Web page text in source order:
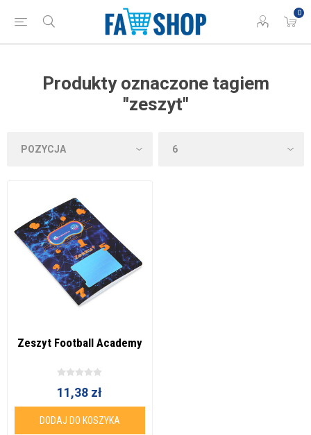
0
Produkty oznaczone tagiem
"zeszyt"
Zeszyt Football Academy
11,38 zł
DODAJ DO KOSZYKA